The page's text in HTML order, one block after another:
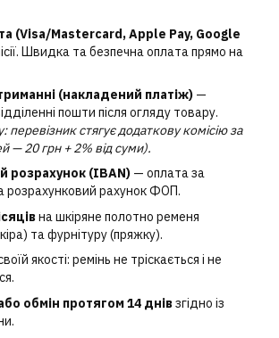
(Visa/Mastercard, Apple Pay, Google
Швидка та безпечна оплата прямо на
(накладений платіж) —
пошти після огляду товару.
перевізник стягує додаткову комісію за
— 20 грн + 2% від суми).
розрахунок (IBAN) — оплата за
розрахунковий рахунок ФОП.
на шкіряне полотно ременя
та фурнітуру (пряжку).
якості: ремінь не тріскається і не
обмін протягом 14 днівзгідно із